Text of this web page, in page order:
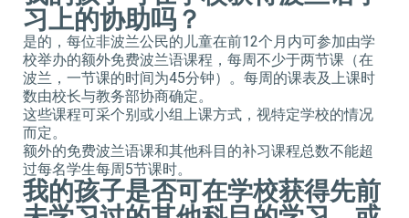
习上的协助吗？
是的，每位非波兰公民的儿童在前12个月内可参加由学
校举办的额外免费波兰语课程，每周不少于两节课（在
波兰，一节课的时间为45分钟）。每周的课表及上课时
数由校长与教务部协商确定。
这些课程可采个别或小组上课方式，视特定学校的情况
而定。
额外的免费波兰语课和其他科目的补习课程总数不能超
过每名学生每周5节课时。
我的孩子是否可在学校获得先前